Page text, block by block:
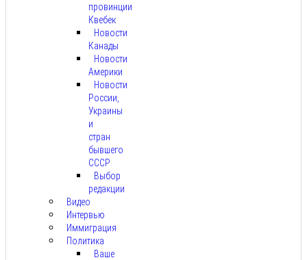
провинции
Квебек
Новости
Канады
Новости
Америки
Новости
России,
Украины
и
стран
бывшего
СССР
Выбор
редакции
Видео
Интервью
Иммиграция
Политика
Ваше